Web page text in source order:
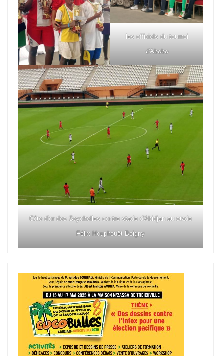
les officiels du tournoi
d'Abobo
Côte d'or des Seychelles contre stade d'Abidjan au stade
Félix Houphouët Boigny